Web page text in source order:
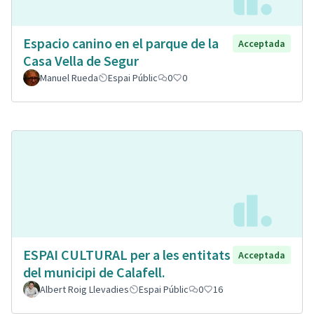
Espacio canino en el parque de la
Casa Vella de Segur
Acceptada
Manuel Rueda Espai Públic 0 0
ESPAI CULTURAL per a les entitats
del municipi de Calafell.
Acceptada
Albert Roig Llevadies Espai Públic 0 16